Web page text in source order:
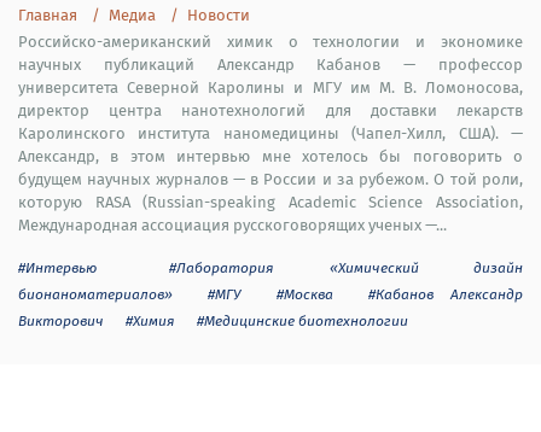
Главная Медиа
Новости
Российско-американский химик о технологии и экономике
научных публикаций Александр Кабанов — профессор
университета Северной Каролины и МГУ им М. В. Ломоносова,
директор центра нанотехнологий для доставки лекарств
Каролинского института наномедицины (Чапел-Хилл, США). —
Александр, в этом интервью мне хотелось бы поговорить о
будущем научных журналов — в России и за рубежом. О той роли,
которую RASA (Russian-speaking Academic Science Association,
Международная ассоциация русскоговорящих ученых —...
#Интервью
#Лаборатория «Химический дизайн
бионаноматериалов»
#МГУ #Москва
#Кабанов Александр
Викторович
#Химия #Медицинские биотехнологии